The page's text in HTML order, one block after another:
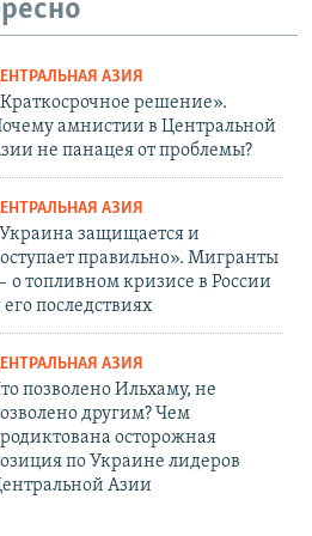
АЗИЯ
решение».
амнистии в Центральной
не панацея от проблемы?
АЗИЯ
защищается и
правильно». Мигранты
о топливном кризисе в России
его последствиях
АЗИЯ
позволено Ильхаму, не
другим? Чем
осторожная
по Украине лидеров
Азии